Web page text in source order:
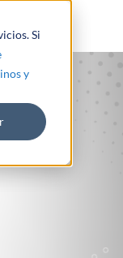
Si
y